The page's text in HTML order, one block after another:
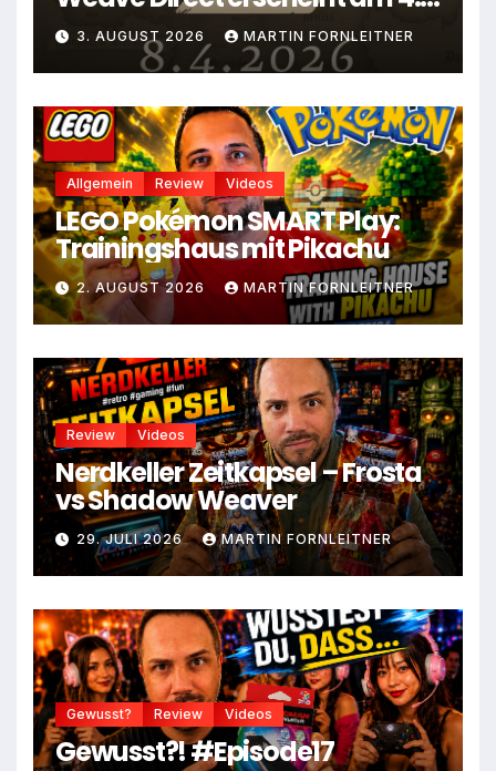
August
3. AUGUST 2026 MARTIN FORNLEITNER
Allgemein Review Videos
LEGO Pokémon SMART Play:
Trainingshaus mit Pikachu
2. AUGUST 2026 MARTIN FORNLEITNER
Review Videos
Nerdkeller Zeitkapsel – Frosta
vs Shadow Weaver
29. JULI 2026 MARTIN FORNLEITNER
Gewusst? Review Videos
Gewusst?! #Episode17